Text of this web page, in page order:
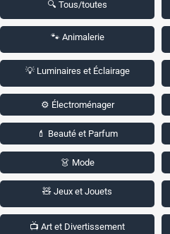
🔍 Tous/toutes
🐾 Animalerie
💡 Luminaires et Éclairage
⚙️ Électroménager
💄 Beauté et Parfum
👗 Mode
🧸 Jeux et Jouets
📺 Art et Divertissement